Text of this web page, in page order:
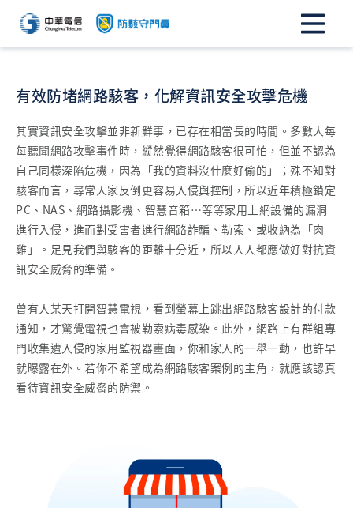
有效防堵網路駭客，化解資訊安全攻擊危機
其實資訊安全攻擊並非新鮮事，已存在相當長的時間。多數人每
每聽聞網路攻擊事件時，縱然覺得網路駭客很可怕，但並不認為
自己同樣深陷危機，因為「我的資料沒什麼好偷的」；殊不知對
駭客而言，尋常人家反倒更容易入侵與控制，所以近年積極鎖定
PC、NAS、網路攝影機、智慧音箱…等等家用上網設備的漏洞
進行入侵，進而對受害者進行網路詐騙、勒索、或收納為「肉
雞」。足見我們與駭客的距離十分近，所以人人都應做好對抗資
訊安全威脅的準備。
曾有人某天打開智慧電視，看到螢幕上跳出網路駭客設計的付款
通知，才驚覺電視也會被勒索病毒感染。此外，網路上有群組專
門收集遭入侵的家用監視器畫面，你和家人的一舉一動，也許早
就曝露在外。若你不希望成為網路駭客案例的主角，就應該認真
看待資訊安全威脅的防禦。